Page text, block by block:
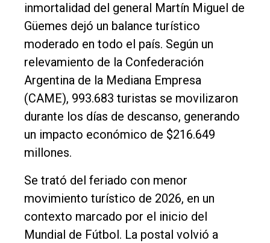
Tendencia
Int.
General
Política
Cultura
Entrevistas
Rural
Fúnebres
Edición
Empresa
inmortalidad del general Martín Miguel de
Güemes dejó un balance turístico
moderado en todo el país. Según un
relevamiento de la Confederación
Argentina de la Mediana Empresa
(CAME), 993.683 turistas se movilizaron
durante los días de descanso, generando
un impacto económico de $216.649
millones.
Se trató del feriado con menor
movimiento turístico de 2026, en un
contexto marcado por el inicio del
Mundial de Fútbol. La postal volvió a